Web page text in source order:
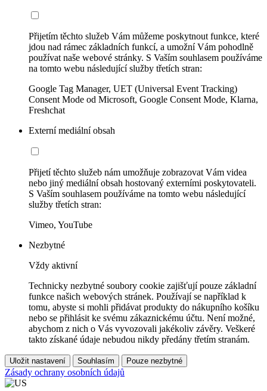
Přijetím těchto služeb Vám můžeme poskytnout funkce, které
jdou nad rámec základních funkcí, a umožní Vám pohodlně
používat naše webové stránky. S Vaším souhlasem používáme
na tomto webu následující služby třetích stran:
Google Tag Manager, UET (Universal Event Tracking)
Consent Mode od Microsoft, Google Consent Mode, Klarna,
Freshchat
Externí mediální obsah
Přijetí těchto služeb nám umožňuje zobrazovat Vám videa
nebo jiný mediální obsah hostovaný externími poskytovateli.
S Vaším souhlasem používáme na tomto webu následující
služby třetích stran:
Vimeo, YouTube
Nezbytné
Vždy aktivní
Technicky nezbytné soubory cookie zajišťují pouze základní
funkce našich webových stránek. Používají se například k
tomu, abyste si mohli přidávat produkty do nákupního košíku
nebo se přihlásit ke svému zákaznickému účtu. Není možné,
abychom z nich o Vás vyvozovali jakékoliv závěry. Veškeré
takto získané údaje nebudou nikdy předány třetím stranám.
Uložit nastavení Souhlasím Pouze nezbytné
Zásady ochrany osobních údajů